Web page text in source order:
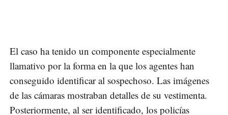
El caso ha tenido un componente especialmente
llamativo por la forma en la que los agentes han
conseguido identificar al sospechoso. Las imágenes
de las cámaras mostraban detalles de su vestimenta.
Posteriormente, al ser identificado, los policías